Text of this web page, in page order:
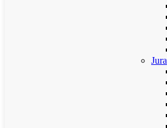
Jura